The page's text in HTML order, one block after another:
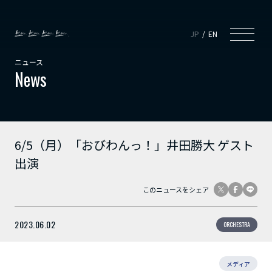
JP EN
ニュース
News
6/5（月）「おびわんっ！」井田勝大 ゲスト
出演
このニュースをシェア
2023.06.02 ORCHESTRA
メディア